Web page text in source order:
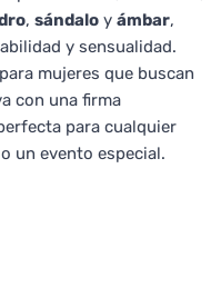
, sándalo y ámbar,
y sensualidad.
mujeres que buscan
con una firma
para cualquier
un evento especial.